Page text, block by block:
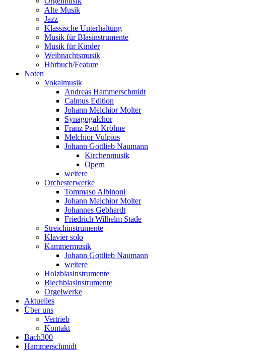
Alte Musik
Jazz
Klassische Unterhaltung
Musik für Blasinstrumente
Musik für Kinder
Weihnachtsmusik
Hörbuch/Feature
Noten
Vokalmusik
Andreas Hammerschmidt
Calmus Edition
Johann Melchior Molter
Synagogalchor
Franz Paul Kröhne
Melchior Vulpius
Johann Gottlieb Naumann
Kirchenmusik
Opern
weitere
Orchesterwerke
Tommaso Albinoni
Johann Melchior Molter
Johannes Gebhardt
Friedrich Wilhelm Stade
Streichinstrumente
Klavier solo
Kammermusik
Johann Gottlieb Naumann
weitere
Holzblasinstrumente
Blechblasinstrumente
Orgelwerke
Aktuelles
Über uns
Vertrieb
Kontakt
Bach300
Hammerschmidt